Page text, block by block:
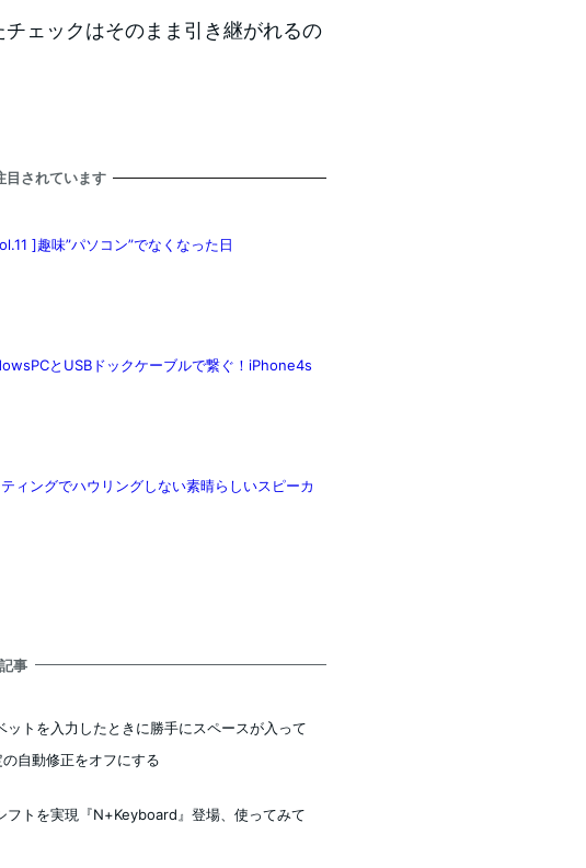
ェックはそのまま引き継がれるの
目されています
]趣味”パソコン”でなくなった日
とUSBドックケーブルで繋ぐ！iPhone4s
ィングでハウリングしない素晴らしいスピーカ
事
ットを入力したときに勝手にスペースが入って
自動修正をオフにする
フトを実現『N+Keyboard』登場、使ってみて